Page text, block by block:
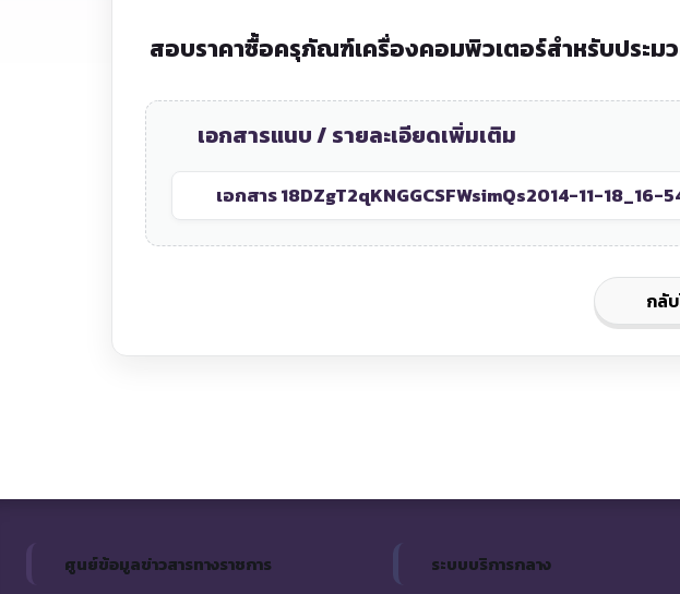
สอบราคาซื้อครุภัณฑ์เครื่องคอมพิวเตอร์สำหรับประ
เอกสารแนบ / รายละเอียดเพิ่มเติม
เอกสาร 18DZgT2qKNGGCSFWsimQs2014-11-
กลั
ศูนย์ข้อมูลข่าวสารทางราชการ ระบบบริการกลาง